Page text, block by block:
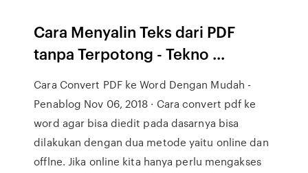
Cara Menyalin Teks dari PDF
tanpa Terpotong - Tekno ...
Cara Convert PDF ke Word Dengan Mudah -
Penablog Nov 06, 2018 · Cara convert pdf ke
word agar bisa diedit pada dasarnya bisa
dilakukan dengan dua metode yaitu online dan
offlne. Jika online kita hanya perlu mengakses